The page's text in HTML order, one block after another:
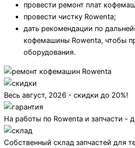
провести ремонт плат
провести чистку Rowenta;
дать рекомендации по
кофемашины Rowenta, чтобы
оборудования.
Весь август, 2026 - скидки до 20%!
На работы по Rowenta и запчасти -
Собственный склад запчастей для